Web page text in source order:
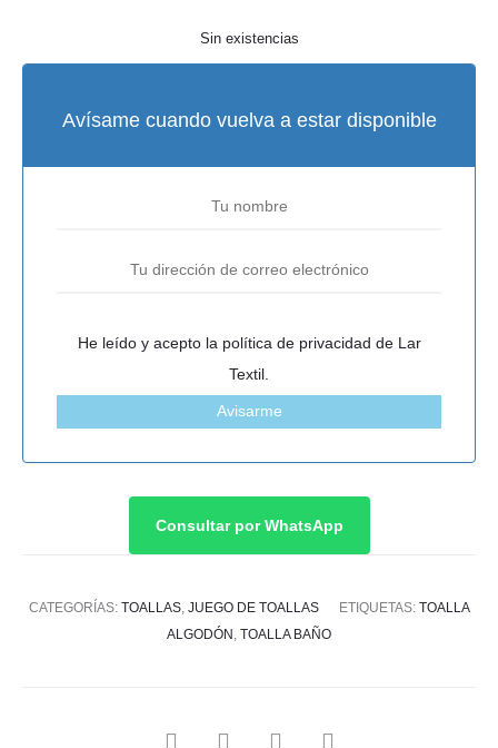
original
era:
23,00 €.
actual
es:
20,00 €.
Sin existencias
Avísame cuando vuelva a estar disponible
He leído y acepto la política de privacidad de Lar
Textil.
Avisarme
Consultar por WhatsApp
CATEGORÍAS: TOALLAS, JUEGO DE TOALLAS ETIQUETAS: TOALLA
ALGODÓN , TOALLA BAÑO
SHARE